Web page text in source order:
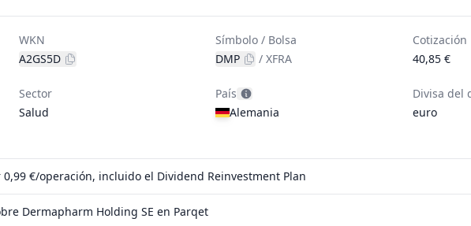
WKN
A2GS5D
Símbolo / Bolsa
DMP
/XFRA
Cotización
40,85 €
Sector
Salud
País
Alemania
Divisa del
euro
€/operación, incluido el Dividend Reinvestment Plan
Dermapharm Holding SE en Parqet